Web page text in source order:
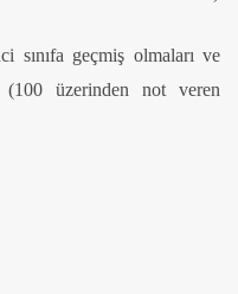
geçmiş olmaları ve
(100 üzerinden not veren